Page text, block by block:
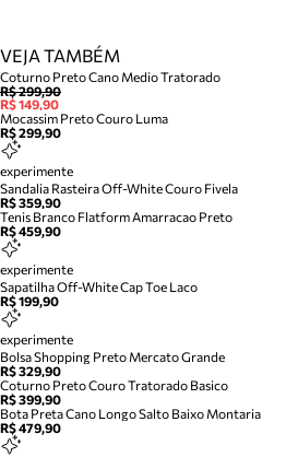
VEJA TAMBÉM
Coturno Preto Cano Medio Tratorado
R$ 299,90
R$ 149,90
Mocassim Preto Couro Luma
R$ 299,90
experimente
Sandalia Rasteira Off-White Couro Fivela
R$ 359,90
Tenis Branco Flatform Amarracao Preto
R$ 459,90
experimente
Sapatilha Off-White Cap Toe Laco
R$ 199,90
experimente
Bolsa Shopping Preto Mercato Grande
R$ 329,90
Coturno Preto Couro Tratorado Basico
R$ 399,90
Bota Preta Cano Longo Salto Baixo Montaria
R$ 479,90